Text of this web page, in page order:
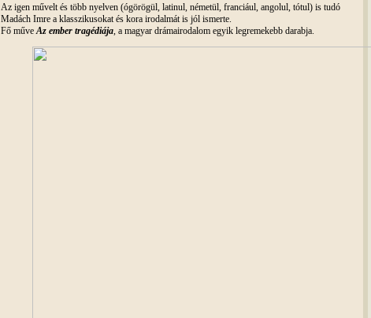
Az igen művelt és több nyelven (ógörögül, latinul, németül, franciául, angolul, tótul) is tudó
Madách Imre a klasszikusokat és kora irodalmát is jól ismerte.
Fő műveAz ember tragédiája, a magyar drámairodalom egyik legremekebb darabja.